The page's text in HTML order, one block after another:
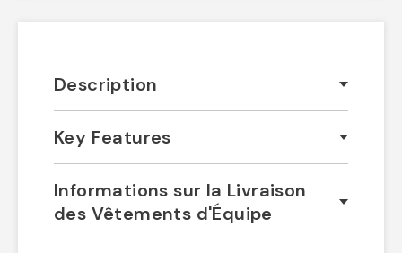
Description
Key Features
Informations sur la Livraison
des Vêtements d'Équipe